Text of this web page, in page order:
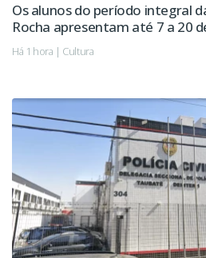
Os alunos do período integral
Rocha apresentam até 7 a 20
“Mestres da Arte: Arte e
dá certo!”, no Mistau (Museu
Há 1 hora | Cultura